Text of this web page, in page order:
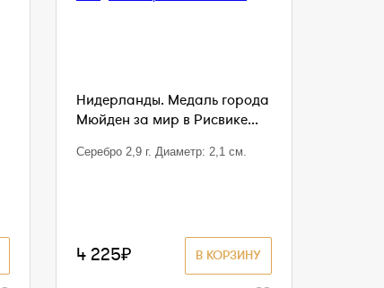
Нидерланды. Медаль города
Мюйден за мир в Рисвике...
Серебро 2,9 г. Диаметр: 2,1 см.
В КОРЗИНУ
4 225₽